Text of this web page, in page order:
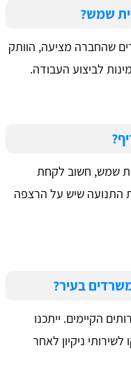
שמש?
שהחברה מציעה, הוותק
לביצוע העבודה.
שמש, חשוב לקחת
התנועה שיש על הרצפה
בעיר?
הקיימים. ייתכנו
ניקיון לאחר